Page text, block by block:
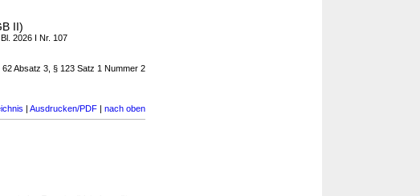
II)
2026 I Nr. 107
62 Absatz 3, § 123 Satz 1 Nummer 2
| Ausdrucken/PDF | nach oben